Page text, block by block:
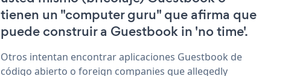
tienen un "computer guru" que afirma que
puede construir a Guestbook in 'no time'.
Otros intentan encontrar aplicaciones Guestbook de
código abierto o foreign companies que allegedly